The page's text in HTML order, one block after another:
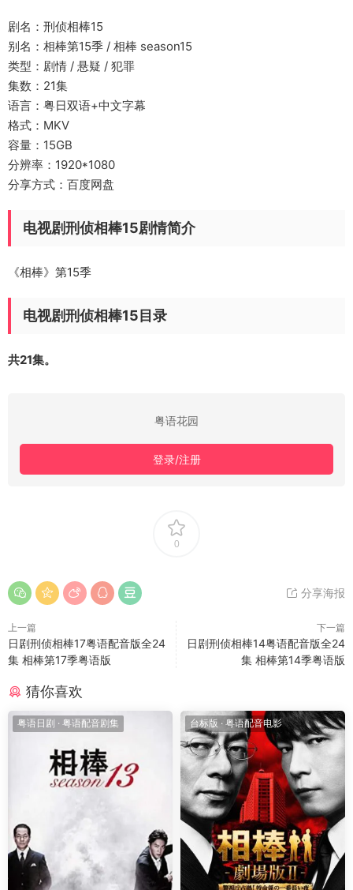
剧名：刑侦相棒15
别名：相棒第15季 / 相棒 season15
类型：剧情 / 悬疑 / 犯罪
集数：21集
语言：粤日双语+中文字幕
格式：MKV
容量：15GB
分辨率：1920*1080
分享方式：百度网盘
电视剧刑侦相棒15剧情简介
《相棒》第15季
电视剧刑侦相棒15目录
共21集。
粤语花园
登录/注册
0
分享海报
上一篇
日剧刑侦相棒17粤语配音版全24
集 相棒第17季粤语版
下一篇
日剧刑侦相棒14粤语配音版全24
集 相棒第14季粤语版
猜你喜欢
粤语日剧 · 粤语配音剧集 台标版 · 粤语配音电影